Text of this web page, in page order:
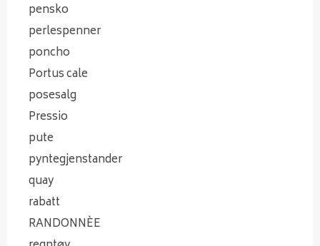
pensko
perlespenner
poncho
Portus cale
posesalg
Pressio
pute
pyntegjenstander
quay
rabatt
RANDONNÈE